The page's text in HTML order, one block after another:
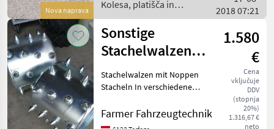
Nova naprava
Kolesa, platišča in
pnevmatike / Sonstige
2018 07:21
Sonstige
Stachelwalzen
mit Noppen
Stacheln
1.580
€
Cena
vključuje
DDV
(stopnja
20%)
1.316,67 €
neto
Stachelwalzen mit Noppen
Stacheln In verschiedenen
Verzinkt. Für alle gängigen
Mähertypen erhältlich und
Farmer Fahrzeugtechnik